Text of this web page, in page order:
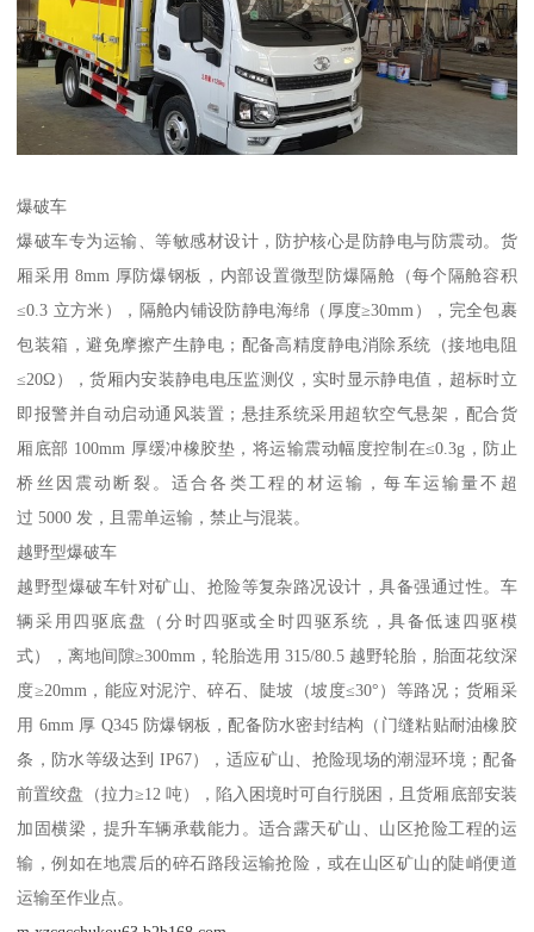
爆破车​
爆破车专为运输、等敏感材设计，防护核心是防静电与防震动。货
厢采用 8mm 厚防爆钢板，内部设置微型防爆隔舱（每个隔舱容积
≤0.3 立方米），隔舱内铺设防静电海绵（厚度≥30mm），完全包裹
包装箱，避免摩擦产生静电；配备高精度静电消除系统（接地电阻
≤20Ω），货厢内安装静电电压监测仪，实时显示静电值，超标时立
即报警并自动启动通风装置；悬挂系统采用超软空气悬架，配合货
厢底部 100mm 厚缓冲橡胶垫，将运输震动幅度控制在≤0.3g，防止
桥丝因震动断裂。适合各类工程的材运输，每车运输量不超
过 5000 发，且需单运输，禁止与混装。​
越野型爆破车​
越野型爆破车针对矿山、抢险等复杂路况设计，具备强通过性。车
辆采用四驱底盘（分时四驱或全时四驱系统，具备低速四驱模
式），离地间隙≥300mm，轮胎选用 315/80.5 越野轮胎，胎面花纹深
度≥20mm，能应对泥泞、碎石、陡坡（坡度≤30°）等路况；货厢采
用 6mm 厚 Q345 防爆钢板，配备防水密封结构（门缝粘贴耐油橡胶
条，防水等级达到 IP67），适应矿山、抢险现场的潮湿环境；配备
前置绞盘（拉力≥12 吨），陷入困境时可自行脱困，且货厢底部安装
加固横梁，提升车辆承载能力。适合露天矿山、山区抢险工程的运
输，例如在地震后的碎石路段运输抢险，或在山区矿山的陡峭便道
运输至作业点。​